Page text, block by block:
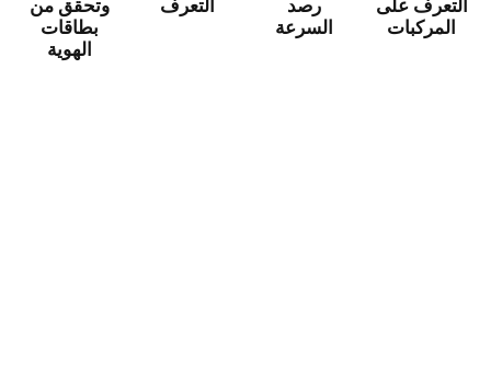
التعرف على
المركبات
رصد
السرعة
التعرف
وتحقق من
بطاقات
الهوية